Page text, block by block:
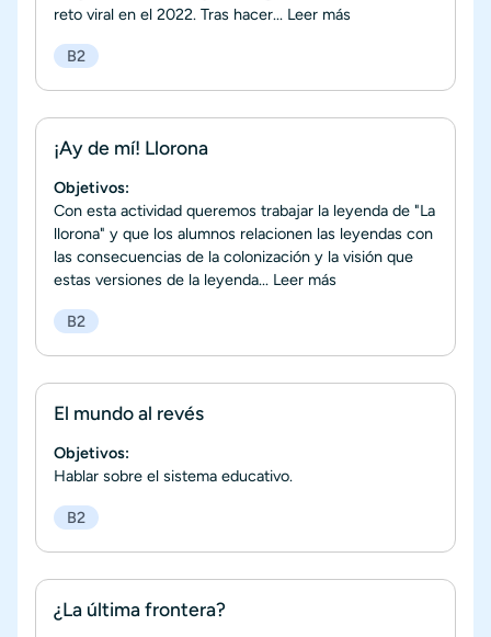
reto viral en el 2022. Tras hacer... Leer más
B2
¡Ay de mí! Llorona
Objetivos:
Con esta actividad queremos trabajar la leyenda de "La
llorona" y que los alumnos relacionen las leyendas con
las consecuencias de la colonización y la visión que
estas versiones de la leyenda... Leer más
B2
El mundo al revés
Objetivos:
Hablar sobre el sistema educativo.
B2
¿La última frontera?